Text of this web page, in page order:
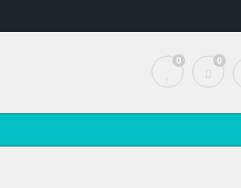
0 0